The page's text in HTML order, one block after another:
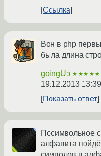
Ссылка
Вон в php
была длина
goingUp ★★★★★
19.12.2013
Показать ответ
Посимвольное
алфавита
символов в